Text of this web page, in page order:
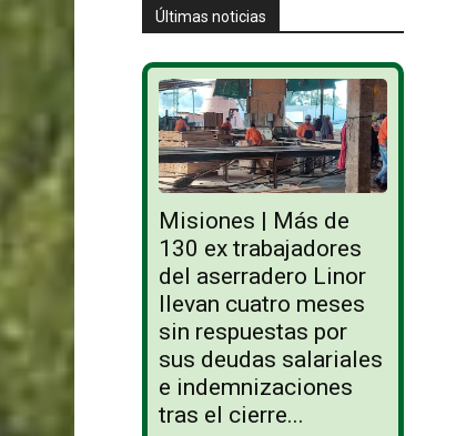
Últimas noticias
Misiones | Más de
130 ex trabajadores
del aserradero Linor
llevan cuatro meses
sin respuestas por
sus deudas salariales
e indemnizaciones
tras el cierre...